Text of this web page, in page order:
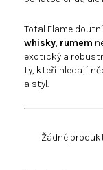
Total Flame
whisky, rumem
exotický a
ty, kteří hledají
a styl.
Žádné